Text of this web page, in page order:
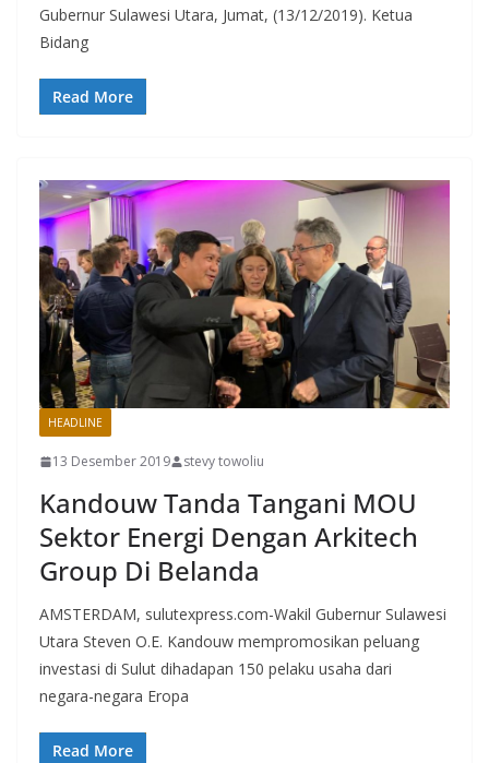
Gubernur Sulawesi Utara, Jumat, (13/12/2019). Ketua
Bidang
Read More
HEADLINE
13 Desember 2019 stevy towoliu
Kandouw Tanda Tangani MOU
Sektor Energi Dengan Arkitech
Group Di Belanda
AMSTERDAM, sulutexpress.com-Wakil Gubernur Sulawesi
Utara Steven O.E. Kandouw mempromosikan peluang
investasi di Sulut dihadapan 150 pelaku usaha dari
negara-negara Eropa
Read More